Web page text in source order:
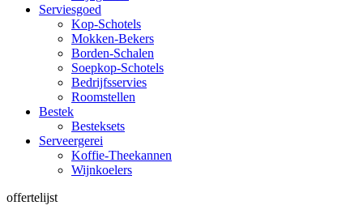
Serviesgoed
Kop-Schotels
Mokken-Bekers
Borden-Schalen
Soepkop-Schotels
Bedrijfsservies
Roomstellen
Bestek
Besteksets
Serveergerei
Koffie-Theekannen
Wijnkoelers
offertelijst